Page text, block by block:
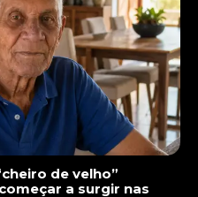
de velho”
a surgir nas